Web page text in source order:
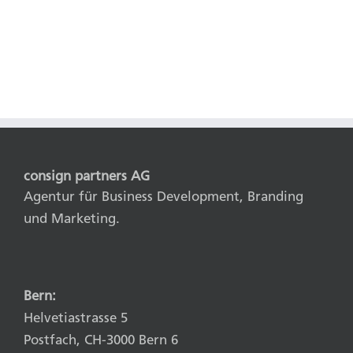
consign partners AG
Agentur für Business Development, Branding
und Marketing.
Bern:
Helvetiastrasse 5
Postfach, CH-3000 Bern 6